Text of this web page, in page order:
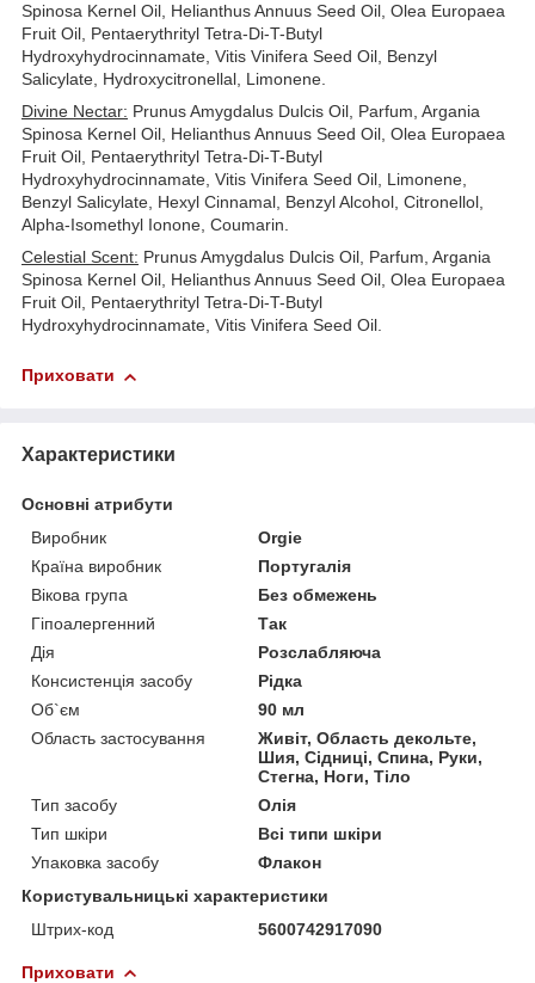
Spinosa Kernel Oil, Helianthus Annuus Seed Oil, Olea Europaea
Fruit Oil, Pentaerythrityl Tetra-Di-T-Butyl
Hydroxyhydrocinnamate, Vitis Vinifera Seed Oil, Benzyl
Salicylate, Hydroxycitronellal, Limonene.
Divine Nectar: Prunus Amygdalus Dulcis Oil, Parfum, Argania
Spinosa Kernel Oil, Helianthus Annuus Seed Oil, Olea Europaea
Fruit Oil, Pentaerythrityl Tetra-Di-T-Butyl
Hydroxyhydrocinnamate, Vitis Vinifera Seed Oil, Limonene,
Benzyl Salicylate, Hexyl Cinnamal, Benzyl Alcohol, Citronellol,
Alpha-Isomethyl Ionone, Coumarin.
Celestial Scent: Prunus Amygdalus Dulcis Oil, Parfum, Argania
Spinosa Kernel Oil, Helianthus Annuus Seed Oil, Olea Europaea
Fruit Oil, Pentaerythrityl Tetra-Di-T-Butyl
Hydroxyhydrocinnamate, Vitis Vinifera Seed Oil.
Приховати
Характеристики
Основні атрибути
Виробник
Orgie
Країна виробник
Португалія
Вікова група
Без обмежень
Гіпоалергенний
Так
Дія
Розслабляюча
Консистенція засобу
Рідка
Об`єм
90 мл
Область застосування
Живіт, Область декольте,
Шия, Сідниці, Спина, Руки,
Стегна, Ноги, Тіло
Тип засобу
Олія
Тип шкіри
Всі типи шкіри
Упаковка засобу
Флакон
Користувальницькі характеристики
Штрих-код
5600742917090
Приховати